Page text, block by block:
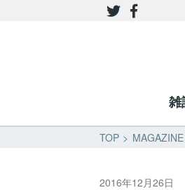
雑
TOP MAGAZINE
2016年12月26日